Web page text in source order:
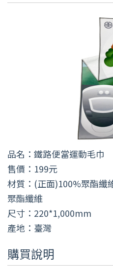
品名：鐵路便當運動毛巾
售價：199元
材質：(正面)100%聚酯纖
聚酯纖維
尺寸：220*1,000mm
產地：臺灣
購買說明